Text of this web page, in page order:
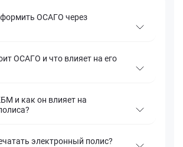
ОСАГО через
ОСАГО и что влияет на его
и как он влияет на
электронный полис?